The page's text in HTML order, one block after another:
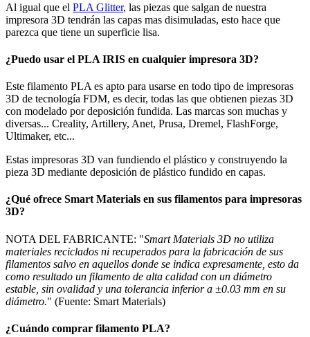
Al igual que el PLA Glitter, las piezas que salgan de nuestra
impresora 3D tendrán las capas mas disimuladas, esto hace que
parezca que tiene un superficie lisa.
¿Puedo usar el PLA IRIS en cualquier impresora 3D?
Este filamento PLA es apto para usarse en todo tipo de impresoras
3D de tecnología FDM, es decir, todas las que obtienen piezas 3D
con modelado por deposición fundida. Las marcas son muchas y
diversas... Creality, Artillery, Anet, Prusa, Dremel, FlashForge,
Ultimaker, etc...
Estas impresoras 3D van fundiendo el plástico y construyendo la
pieza 3D mediante deposición de plástico fundido en capas.
¿Qué ofrece Smart Materials en sus filamentos para impresoras
3D?
NOTA DEL FABRICANTE: "Smart Materials 3D no utiliza
materiales reciclados ni recuperados para la fabricación de sus
filamentos salvo en aquellos donde se indica expresamente, esto da
como resultado un filamento de alta calidad con un diámetro
estable, sin ovalidad y una tolerancia inferior a ±0.03 mm en su
diámetro." (Fuente: Smart Materials)
¿Cuándo comprar filamento PLA?